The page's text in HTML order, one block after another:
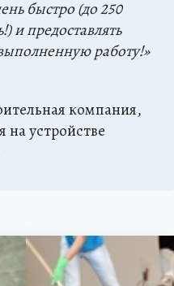
быстро (до 250
и предоставлять
работу!»
компания,
на устройстве